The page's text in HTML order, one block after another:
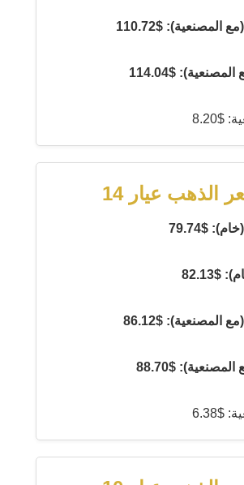
$110.72
$114.04
$8.20
الذهب عيار 14
$79.74
$82.13
المصنعية): $86.12
$88.70
$6.38